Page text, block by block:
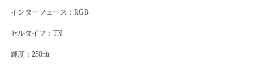
インターフェース：RGB
セルタイプ：TN
輝度：250nit